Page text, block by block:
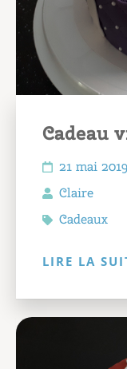
Cadeau
21 mai 2019
Claire
Cadeaux
LIRE LA